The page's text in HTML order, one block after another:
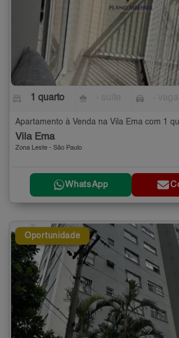
1 quarto
Apartamento à Venda na Vila Ema com 1
Vila Ema
Zona Leste - São Paulo
WhatsApp
Oportunidade